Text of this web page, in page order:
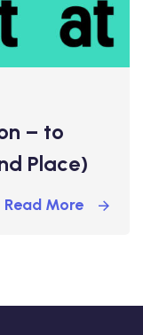
– to
Place)
Read More